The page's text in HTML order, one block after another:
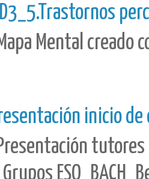
Mental creado
inicio de